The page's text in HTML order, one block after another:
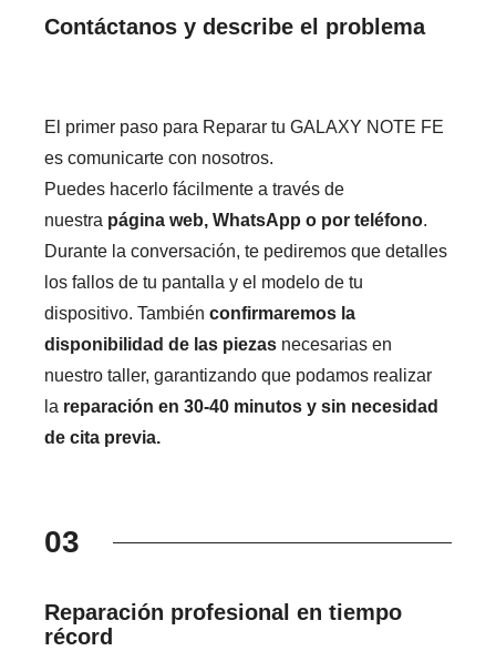
Contáctanos y describe el problema
El primer paso para Reparar tu GALAXY NOTE FE
es comunicarte con nosotros.
Puedes hacerlo fácilmente a través de
nuestra página web, WhatsApp o por teléfono.
Durante la conversación, te pediremos que detalles
los fallos de tu pantalla y el modelo de tu
dispositivo. Tambiénconfirmaremos la
disponibilidad de las piezas necesarias en
nuestro taller, garantizando que podamos realizar
la reparación en 30-40 minutos y sin necesidad
de cita previa.
03
Reparación profesional en tiempo
récord